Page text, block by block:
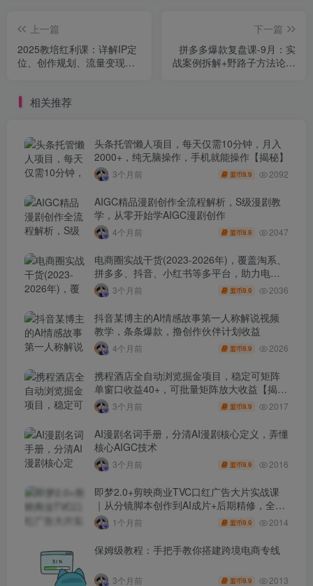
上一篇
2025教培红利课：详解IP定
位、创作规划、流量变现，
下一篇
拼多多爆款复盘课-9月：实
战案例拆解+野路子方法论，
相关推荐
头条托管懒人项目，每天仅需10分钟，月入
2000+，纯无脑操作，手机就能操作【揭秘】
3个月前 盟币9.9 2092
AIGC精品漫剧创作全流程解析，S级漫剧教
学，从零开始学AIGC漫剧创作
4个月前 盟币9.9 2047
电商圈实战干货(2023-2026年)，覆盖淘系、
拼多多、抖音、小红书等多平台，助力电商
人避开坑、提效率、稳盈利(更新4月)
3个月前 盟币9.9 2036
抖音某博主的AI情感故事第一人称解说视频
教学，条条爆款，撸创作伙伴计划收益
4个月前 盟币9.9 2026
携程酒店全自动浏览掘金项目，稳定可矩阵
单窗口收益40+，可批量矩阵放大收益【揭
秘】3个月前 盟币9.9 2017
AI漫剧名词手册，分清AI漫剧核心定义，弄懂
核心AIGC技术
3个月前 盟币9.9 2016
即梦2.0+剪映商业TVC口红广告大片实战课
｜从分镜脚本创作到AI成片+后期精修，全流
程打造品牌级产品广告
1个月前 盟币9.9 2014
保姆级教程：手把手教你搭建跨境电商专线
3个月前 盟币9.9 2013